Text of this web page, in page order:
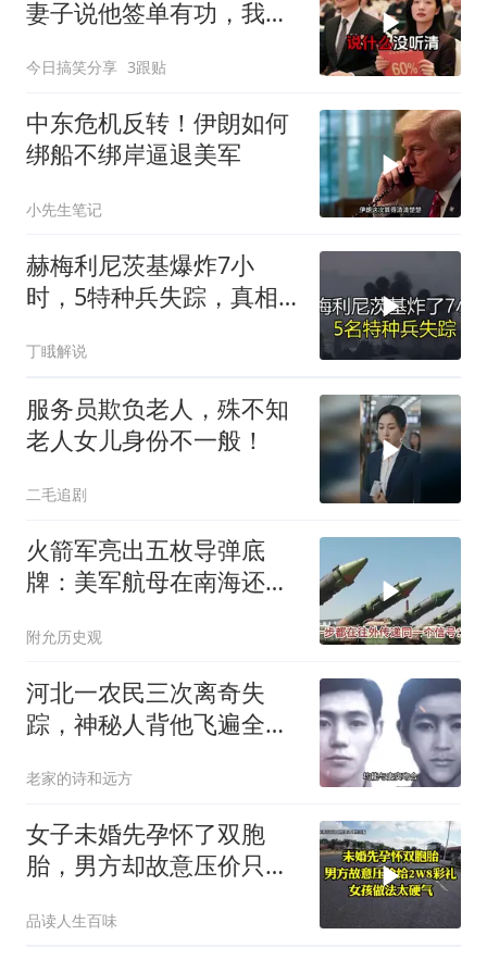
妻子说他签单有功，我抛
给他当
今日搞笑分享 3跟贴
中东危机反转！伊朗如何
绑船不绑岸逼退美军
小先生笔记
赫梅利尼茨基爆炸7小
时，5特种兵失踪，真相
丁睋解说
服务员欺负老人，殊不知
老人女儿身份不一般！
二毛追剧
火箭军亮出五枚导弹底
牌：美军航母在南海还有
附允历史观
河北一农民三次离奇失
踪，神秘人背他飞遍全中
老家的诗和远方
女子未婚先孕怀了双胞
胎，男方却故意压价只给
品读人生百味